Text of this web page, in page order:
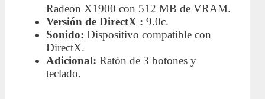
Radeon X1900 con 512 MB de VRAM.
Versión de DirectX : 9.0c.
Sonido: Dispositivo compatible con
DirectX.
Adicional: Ratón de 3 botones y
teclado.